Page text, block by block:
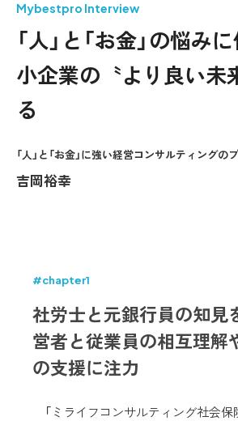
Mybestpro Interview
「人」と「お金」の悩み
小企業の〝より良い未
る
「人」と「お金」に強い経営コンサルティングの
吉岡裕幸
#chapter1
社労士と元銀行員の知見
営者と従業員の相互理解
の支援に注力
「ミライフコンサルティング社会保